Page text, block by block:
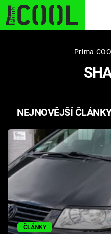
STARHOUSE
PLNEJ KOTEL
Témata
Přihlášení
Sledujte nás
Prima
NEJNOVĚJŠÍ
ČLÁNKY